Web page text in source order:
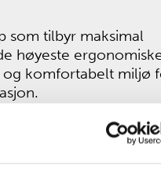
som tilbyr maksimal
høyeste
og komfortabelt miljø